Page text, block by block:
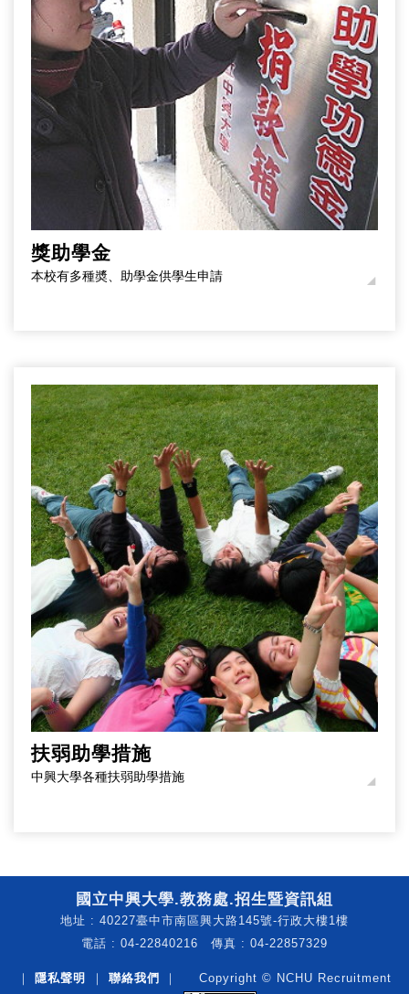
獎助學金
本校有多種奬、助學金供學生申請
扶弱助學措施
中興大學各種扶弱助學措施
國立中興大學.教務處.招生暨資訊組
地址 : 40227臺中市南區興大路145號-行政大樓1樓
電話 : 04-22840216 傳真 : 04-22857329
｜ 隱私聲明 ｜ 聯絡我們
｜ Copyright © NCHU Recruitment